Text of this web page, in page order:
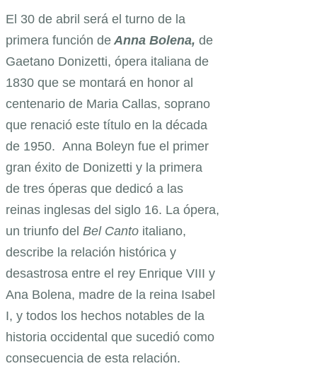
El 30 de abril será el turno de la
primera función de Anna Bolena, de
Gaetano Donizetti, ópera italiana de
1830 que se montará en honor al
centenario de Maria Callas, soprano
que renació este título en la década
de 1950. Anna Boleyn fue el primer
gran éxito de Donizetti y la primera
de tres óperas que dedicó a las
reinas inglesas del siglo 16. La ópera,
un triunfo del Bel Canto italiano,
describe la relación histórica y
desastrosa entre el rey Enrique VIII y
Ana Bolena, madre de la reina Isabel
I, y todos los hechos notables de la
historia occidental que sucedió como
consecuencia de esta relación.